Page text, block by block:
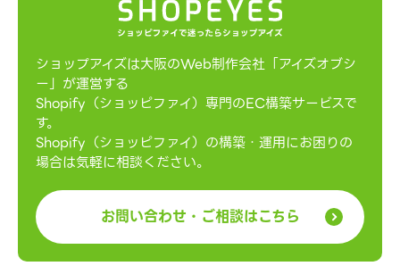
ショップアイズは大阪のWeb制作会社「アイズオブシ
ー」が運営する
Shopify（ショッピファイ）専門のEC構築サービスで
す。
Shopify（ショッピファイ）の構築・運用にお困りの
場合は気軽に相談ください。
お問い合わせ・ご相談はこちら